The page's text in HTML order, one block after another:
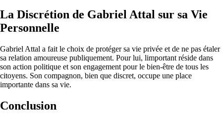
La Discrétion de Gabriel Attal sur sa Vie
Personnelle
Gabriel Attal a fait le choix de protéger sa vie privée et de ne pas étaler
sa relation amoureuse publiquement. Pour lui, limportant réside dans
son action politique et son engagement pour le bien-être de tous les
citoyens. Son compagnon, bien que discret, occupe une place
importante dans sa vie.
Conclusion